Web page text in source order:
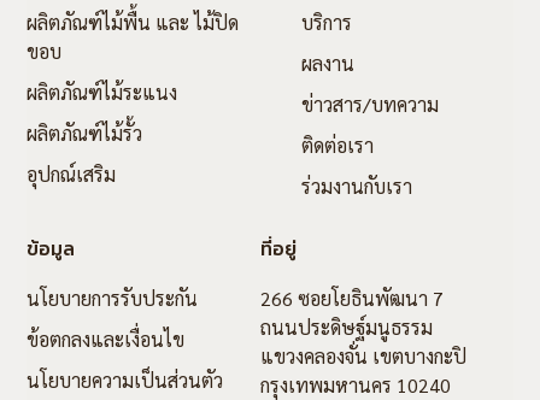
ผลิตภัณฑ์ไม้พื้น และ ไม้ปิด
ขอบ
ผลิตภัณฑ์ไม้ระแนง
ผลิตภัณฑ์ไม้รั้ว
อุปกณ์เสริม
บริการ
ผลงาน
ข่าวสาร/บทความ
ติดต่อเรา
ร่วมงานกับเรา
ข้อมูล
นโยบายการรับประกัน
ข้อตกลงและเงื่อนไข
นโยบายความเป็นส่วนตัว
ที่อยู่
266 ซอยโยธินพัฒนา 7
ถนนประดิษฐ์มนูธรรม
แขวงคลองจั่น เขตบางกะปิ
กรุงเทพมหานคร 10240